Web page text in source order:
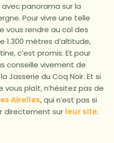
panorama sur la
Pour vivre une telle
vous rendre au col des
1.300 mètres d’altitude,
c’est promis. Et pour
conseille vivement de
Jasserie du Coq Noir. Et si
vous plaît, n’hésitez pas de
Airelles, qui n’est pas si
directement sur leur site.